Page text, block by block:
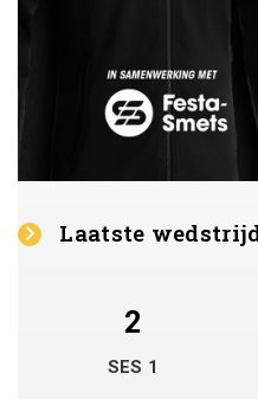
Laatste wedstrijd
2
SES 1